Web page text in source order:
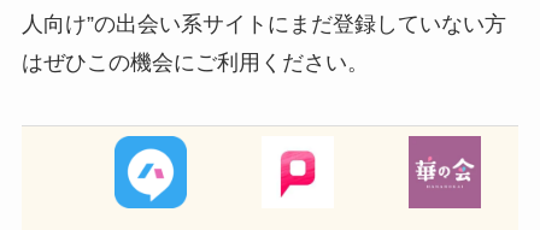
人向け”の出会い系サイトにまだ登録していない方
はぜひこの機会にご利用ください。